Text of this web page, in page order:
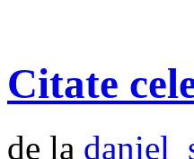
Citate
de la